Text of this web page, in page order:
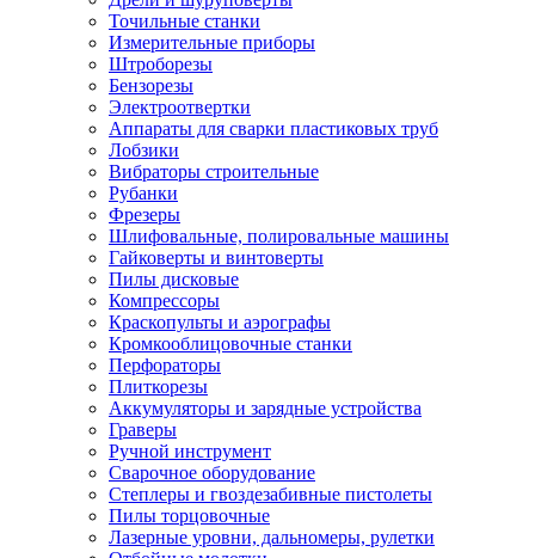
Точильные станки
Измерительные приборы
Штроборезы
Бензорезы
Электроотвертки
Аппараты для сварки пластиковых труб
Лобзики
Вибраторы строительные
Рубанки
Фрезеры
Шлифовальные, полировальные машины
Гайковерты и винтоверты
Пилы дисковые
Компрессоры
Краскопульты и аэрографы
Кромкооблицовочные станки
Перфораторы
Плиткорезы
Аккумуляторы и зарядные устройства
Граверы
Ручной инструмент
Сварочное оборудование
Степлеры и гвоздезабивные пистолеты
Пилы торцовочные
Лазерные уровни, дальномеры, рулетки